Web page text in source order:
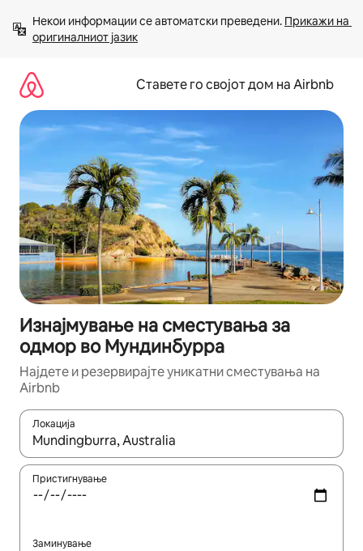
содржина
Некои информации се автоматски преведени. Прикажи на
оригиналниот јазик
Ставете го својот дом на Airbnb
Изнајмување на сместувања за
одмор во Мундинбурра
Најдете и резервирајте уникатни сместувања на
Airbnb
Локација
Кога резултатите се достапни, движете се со копчињата
Пристигнување
Заминување